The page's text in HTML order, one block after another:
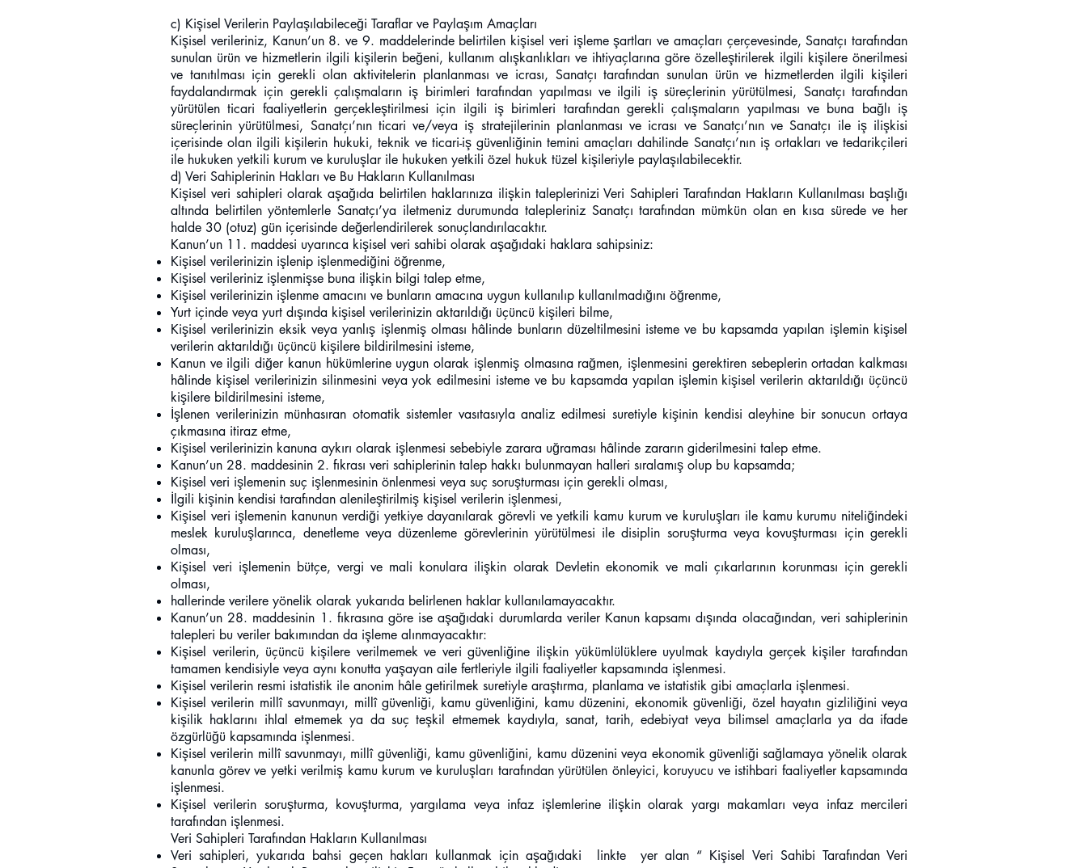
c) Kişisel Verilerin Paylaşılabileceği Taraflar ve Paylaşım Amaçları
Kişisel verileriniz, Kanun’un 8. ve 9. maddelerinde belirtilen kişisel veri işleme şartları ve amaçları çerçevesinde, Sanatçı tarafından
sunulan ürün ve hizmetlerin ilgili kişilerin beğeni, kullanım alışkanlıkları ve ihtiyaçlarına göre özelleştirilerek ilgili kişilere önerilmesi
ve tanıtılması için gerekli olan aktivitelerin planlanması ve icrası, Sanatçı tarafından sunulan ürün ve hizmetlerden ilgili kişileri
faydalandırmak için gerekli çalışmaların iş birimleri tarafından yapılması ve ilgili iş süreçlerinin yürütülmesi, Sanatçı tarafından
yürütülen ticari faaliyetlerin gerçekleştirilmesi için ilgili iş birimleri tarafından gerekli çalışmaların yapılması ve buna bağlı iş
süreçlerinin yürütülmesi, Sanatçı’nın ticari ve/veya iş stratejilerinin planlanması ve icrası ve Sanatçı’nın ve Sanatçı ile iş ilişkisi
içerisinde olan ilgili kişilerin hukuki, teknik ve ticari-iş güvenliğinin temini amaçları dahilinde Sanatçı’nın iş ortakları ve tedarikçileri
ile hukuken yetkili kurum ve kuruluşlar ile hukuken yetkili özel hukuk tüzel kişileriyle paylaşılabilecektir.
d) Veri Sahiplerinin Hakları ve Bu Hakların Kullanılması
Kişisel veri sahipleri olarak aşağıda belirtilen haklarınıza ilişkin taleplerinizi Veri Sahipleri Tarafından Hakların Kullanılması başlığı
altında belirtilen yöntemlerle Sanatçı’ya iletmeniz durumunda talepleriniz Sanatçı tarafından mümkün olan en kısa sürede ve her
halde 30 (otuz) gün içerisinde değerlendirilerek sonuçlandırılacaktır.
Kanun’un 11. maddesi uyarınca kişisel veri sahibi olarak aşağıdaki haklara sahipsiniz:
Kişisel verilerinizin işlenip işlenmediğini öğrenme,
Kişisel verileriniz işlenmişse buna ilişkin bilgi talep etme,
Kişisel verilerinizin işlenme amacını ve bunların amacına uygun kullanılıp kullanılmadığını öğrenme,
Yurt içinde veya yurt dışında kişisel verilerinizin aktarıldığı üçüncü kişileri bilme,
Kişisel verilerinizin eksik veya yanlış işlenmiş olması hâlinde bunların düzeltilmesini isteme ve bu kapsamda yapılan işlemin kişisel
verilerin aktarıldığı üçüncü kişilere bildirilmesini isteme,
Kanun ve ilgili diğer kanun hükümlerine uygun olarak işlenmiş olmasına rağmen, işlenmesini gerektiren sebeplerin ortadan kalkması
hâlinde kişisel verilerinizin silinmesini veya yok edilmesini isteme ve bu kapsamda yapılan işlemin kişisel verilerin aktarıldığı üçüncü
kişilere bildirilmesini isteme,
İşlenen verilerinizin münhasıran otomatik sistemler vasıtasıyla analiz edilmesi suretiyle kişinin kendisi aleyhine bir sonucun ortaya
çıkmasına itiraz etme,
Kişisel verilerinizin kanuna aykırı olarak işlenmesi sebebiyle zarara uğraması hâlinde zararın giderilmesini talep etme.
Kanun’un 28. maddesinin 2. fıkrası veri sahiplerinin talep hakkı bulunmayan halleri sıralamış olup bu kapsamda;
Kişisel veri işlemenin suç işlenmesinin önlenmesi veya suç soruşturması için gerekli olması,
İlgili kişinin kendisi tarafından alenileştirilmiş kişisel verilerin işlenmesi,
Kişisel veri işlemenin kanunun verdiği yetkiye dayanılarak görevli ve yetkili kamu kurum ve kuruluşları ile kamu kurumu niteliğindeki
meslek kuruluşlarınca, denetleme veya düzenleme görevlerinin yürütülmesi ile disiplin soruşturma veya kovuşturması için gerekli
olması,
Kişisel veri işlemenin bütçe, vergi ve mali konulara ilişkin olarak Devletin ekonomik ve mali çıkarlarının korunması için gerekli
olması,
hallerinde verilere yönelik olarak yukarıda belirlenen haklar kullanılamayacaktır.
Kanun’un 28. maddesinin 1. fıkrasına göre ise aşağıdaki durumlarda veriler Kanun kapsamı dışında olacağından, veri sahiplerinin
talepleri bu veriler bakımından da işleme alınmayacaktır:
Kişisel verilerin, üçüncü kişilere verilmemek ve veri güvenliğine ilişkin yükümlülüklere uyulmak kaydıyla gerçek kişiler tarafından
tamamen kendisiyle veya aynı konutta yaşayan aile fertleriyle ilgili faaliyetler kapsamında işlenmesi.
Kişisel verilerin resmi istatistik ile anonim hâle getirilmek suretiyle araştırma, planlama ve istatistik gibi amaçlarla işlenmesi.
Kişisel verilerin millî savunmayı, millî güvenliği, kamu güvenliğini, kamu düzenini, ekonomik güvenliği, özel hayatın gizliliğini veya
kişilik haklarını ihlal etmemek ya da suç teşkil etmemek kaydıyla, sanat, tarih, edebiyat veya bilimsel amaçlarla ya da ifade
özgürlüğü kapsamında işlenmesi.
Kişisel verilerin millî savunmayı, millî güvenliği, kamu güvenliğini, kamu düzenini veya ekonomik güvenliği sağlamaya yönelik olarak
kanunla görev ve yetki verilmiş kamu kurum ve kuruluşları tarafından yürütülen önleyici, koruyucu ve istihbari faaliyetler kapsamında
işlenmesi.
Kişisel verilerin soruşturma, kovuşturma, yargılama veya infaz işlemlerine ilişkin olarak yargı makamları veya infaz mercileri
tarafından işlenmesi.
Veri Sahipleri Tarafından Hakların Kullanılması
Veri sahipleri, yukarıda bahsi geçen hakları kullanmak için aşağıdaki linkte yer alan “ Kişisel Veri Sahibi Tarafından Veri